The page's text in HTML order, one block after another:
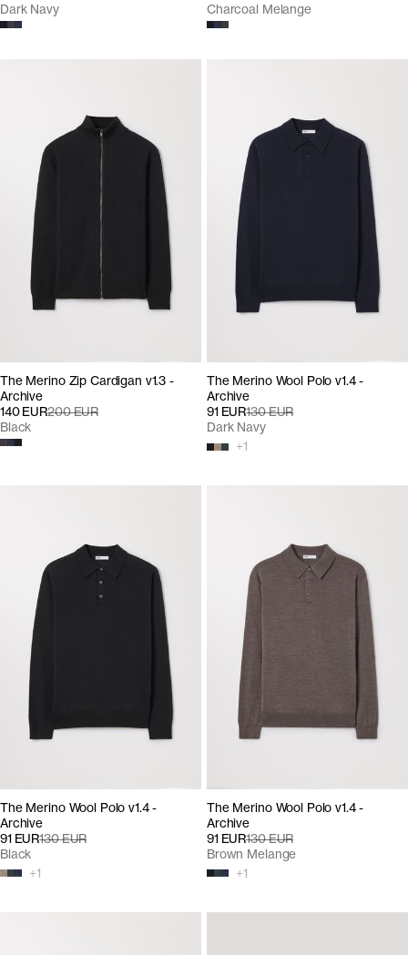
Dark Navy
Charcoal Melange
The Merino Zip Cardigan v1.3 -
Archive
140 EUR200 EUR
Black
The Merino Wool Polo v1.4 -
Archive
91 EUR130 EUR
+1
Dark Navy
The Merino Wool Polo v1.4 -
Archive
91 EUR130 EUR
+1
Black
The Merino Wool Polo v1.4 -
Archive
91 EUR130 EUR
+1
Brown Melange